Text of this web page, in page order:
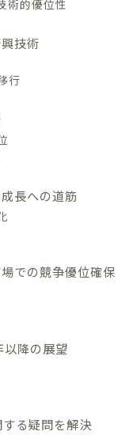
術的優位性
技術
行
長への道筋
での競争優位確保
以降の展望
る疑問を解決